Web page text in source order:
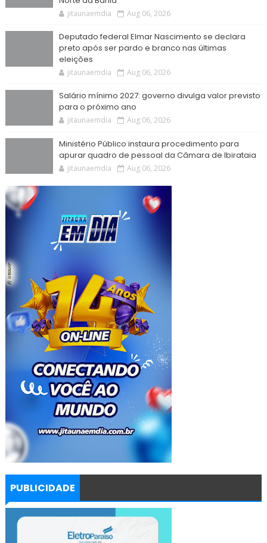
jitaunaemdia Aug 06, 2026
Deputado federal Elmar Nascimento se declara
preto após ser pardo e branco nas últimas
eleições
jitaunaemdia Aug 06, 2026
Salário mínimo 2027: governo divulga valor previsto
para o próximo ano
jitaunaemdia Aug 06, 2026
Ministério Público instaura procedimento para
apurar quadro de pessoal da Câmara de Ibirataia
jitaunaemdia Aug 06, 2026
PUBLICIDADE